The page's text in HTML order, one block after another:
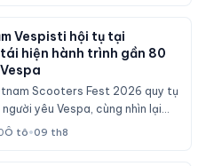
Vespisti hội tụ tại
tái hiện hành trình gần 80
Scooters Fest 2026 quy tụ
yêu Vespa, cùng nhìn lại
80 năm của dòng xe Italy
Ô tô•09 th8